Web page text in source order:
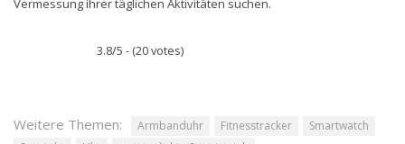
Vermessung ihrer täglichen Aktivitäten suchen.
3.8/5 - (20 votes)
Weitere Themen: Armbanduhr Fitnesstracker
Smartwatch